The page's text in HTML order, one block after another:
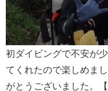
初ダイビングで不安が
てくれたので楽しめま
がとうございました。